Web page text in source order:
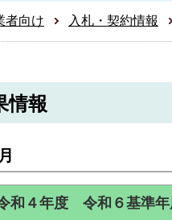
者向け 入札・契約情報
情報
和４年度 令和６基準年